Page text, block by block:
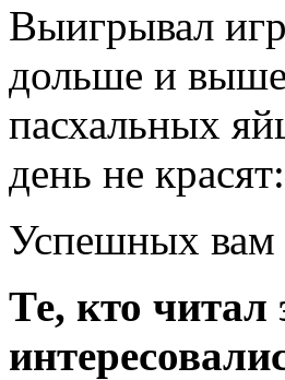
Выигрывал
дольше и
пасхальных
день не
Успешных
Те, кто